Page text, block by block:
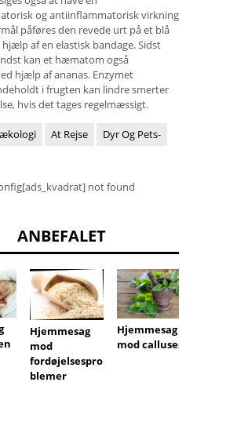
og antiinflammatorisk virkning
påføres den revede urt på et blå
af en elastisk bandage. Sidst
kan et hæmatom også
hjælp af ananas. Enzymet
i frugten kan lindre smerter
hvis det tages regelmæssigt.
At Rejse Dyr Og Pets-
not found
ANBEFALET
Hjemmesag
mod
fordøjelsespro
blemer
Hjemmesag
mod calluses